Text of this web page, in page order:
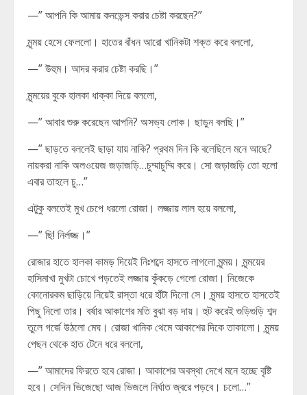
—” আপনি কি আমায় কনভেন্স করার চেষ্টা করছেন?”
মৃন্ময় হেসে ফেললো। হাতের বাঁধন আরো খানিকটা শক্ত করে বললো,
—” উহুম। আদর করার চেষ্টা করছি।”
মৃন্ময়ের বুকে হালকা ধাক্কা দিয়ে বললো,
—” আবার শুরু করেছেন আপনি? অসভ্য লোক। ছাড়ুন বলছি।”
—” ছাড়তে বললেই ছাড়া যায় নাকি? প্রথম দিন কি বলেছিলে মনে আছে?
নায়করা নাকি অলওয়েজ জড়াজড়ি…চুম্মাচুম্মি করে। সো জড়াজড়ি তো হলো
এবার তাহলে চু…”
এটুকু বলতেই মুখ চেপে ধরলো রোজা। লজ্জায় লাল হয়ে বললো,
—” ছি! নির্লজ্জ।”
রোজার হাতে হালকা কামড় দিয়েই নিঃশব্দে হাসতে লাগলো মৃন্ময়। মৃন্ময়ের
হাসিমাখা মুখটা চোখে পড়তেই লজ্জায় কুঁকড়ে গেলো রোজা। নিজেকে
কোনোরকম ছাড়িয়ে নিয়েই রাস্তা ধরে হাঁটা দিলো সে। মৃন্ময় হাসতে হাসতেই
পিছু নিলো তার। বর্ষার আকাশের মতি বুঝা বড় দায়। হুট করেই গুড়িগুড়ি শব্দ
তুলে গর্জে উঠলো মেঘ। রোজা খানিক থেমে আকাশের দিকে তাকালো। মৃন্ময়
পেছন থেকে হাত টেনে ধরে বললো,
—” আমাদের ফিরতে হবে রোজা। আকাশের অবস্থা দেখে মনে হচ্ছে বৃষ্টি
হবে। সেদিন ভিজেছো আজ ভিজলে নির্ঘাত জ্বরে পড়বে। চলো…”